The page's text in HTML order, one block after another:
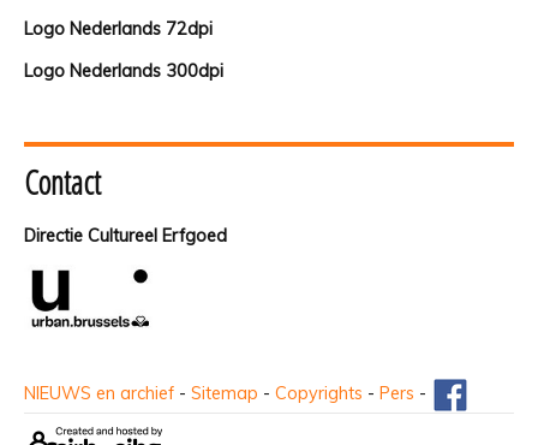
Logo Nederlands 72dpi
Logo Nederlands 300dpi
Contact
Directie Cultureel Erfgoed
NIEUWS en archief - Sitemap - Copyrights - Pers -